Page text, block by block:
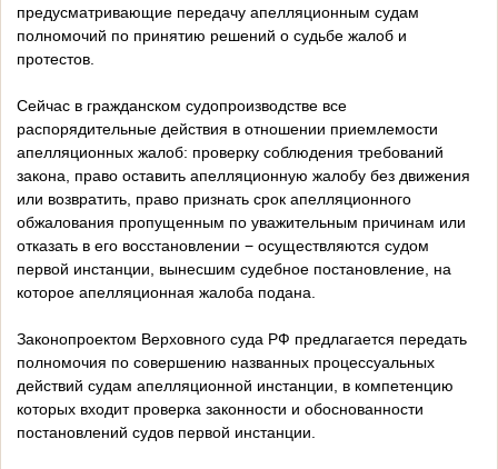
предусматривающие передачу апелляционным судам
полномочий по принятию решений о судьбе жалоб и
протестов.
Сейчас в гражданском судопроизводстве все
распорядительные действия в отношении приемлемости
апелляционных жалоб: проверку соблюдения требований
закона, право оставить апелляционную жалобу без движения
или возвратить, право признать срок апелляционного
обжалования пропущенным по уважительным причинам или
отказать в его восстановлении − осуществляются судом
первой инстанции, вынесшим судебное постановление, на
которое апелляционная жалоба подана.
Законопроектом Верховного суда РФ предлагается передать
полномочия по совершению названных процессуальных
действий судам апелляционной инстанции, в компетенцию
которых входит проверка законности и обоснованности
постановлений судов первой инстанции.